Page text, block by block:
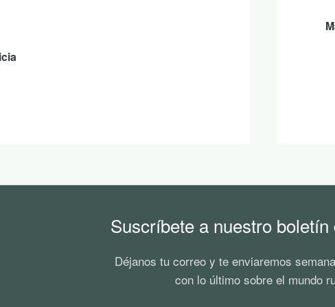
Suscríbete a nuestro boletín
Déjanos tu correo y te enviaremos
con lo último sobre el mundo